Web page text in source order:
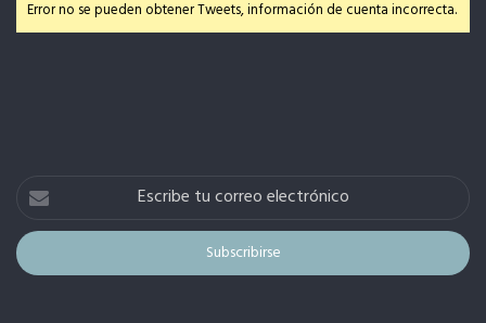
Error no se pueden obtener Tweets, información de cuenta incorrecta.
Escribe
correo
electrónico